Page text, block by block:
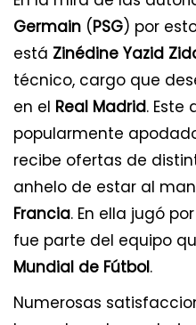
Germain (PSG) por
está Zinédine Yazid
técnico, cargo que
en el Real Madrid. Este
popularmente
recibe ofertas de
anhelo de estar al
Francia. En ella jugó
fue parte del equipo
Mundial de Fútbol.
Numerosas